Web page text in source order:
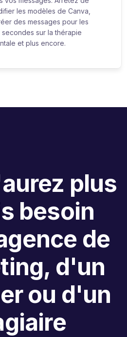
les modèles de Canva,
des messages pour les
sur la thérapie
et plus encore.
plus
besoin
de
d'un
ou d'un